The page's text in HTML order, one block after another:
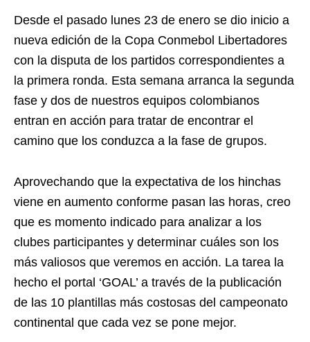
Desde el pasado lunes 23 de enero se dio inicio a
nueva edición de la Copa Conmebol Libertadores
con la disputa de los partidos correspondientes a
la primera ronda. Esta semana arranca la segunda
fase y dos de nuestros equipos colombianos
entran en acción para tratar de encontrar el
camino que los conduzca a la fase de grupos.
Aprovechando que la expectativa de los hinchas
viene en aumento conforme pasan las horas, creo
que es momento indicado para analizar a los
clubes participantes y determinar cuáles son los
más valiosos que veremos en acción. La tarea la
hecho el portal ‘GOAL’ a través de la publicación
de las 10 plantillas más costosas del campeonato
continental que cada vez se pone mejor.